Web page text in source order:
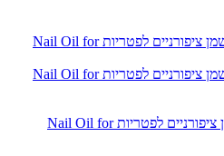
Herbs of Kedem Sephorris שמן ציפורניים לפטריות Nail Oil for